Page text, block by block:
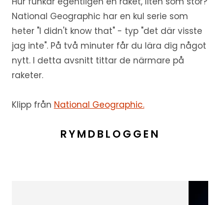
National Geographic har en kul serie som
heter "I didn't know that" - typ "det där visste
jag inte". På två minuter får du lära dig något
nytt. I detta avsnitt tittar de närmare på
raketer.
Klipp från National Geographic.
RYMDBLOGGEN